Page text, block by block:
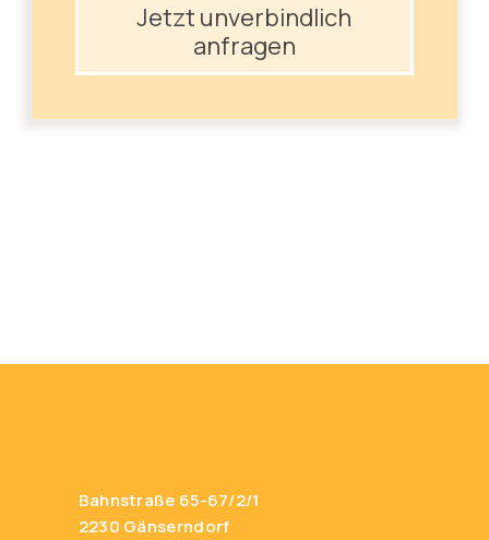
Jetzt unverbindlich
anfragen
Bahnstraße 65-67/2/1
2230 Gänserndorf